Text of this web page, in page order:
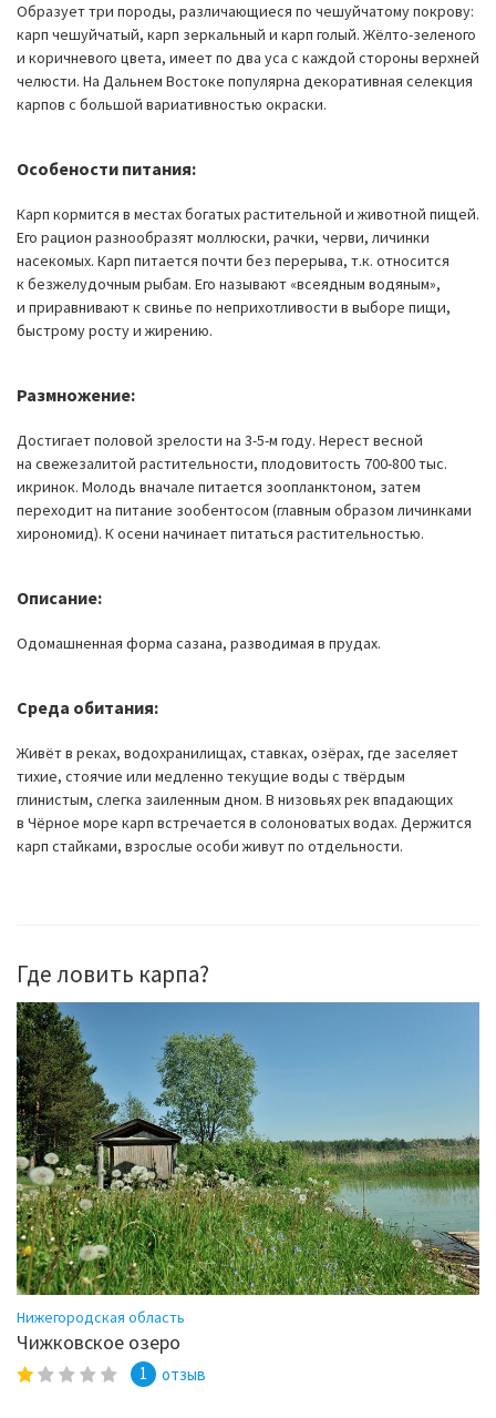
Образует три породы, различающиеся по чешуйчатому покрову:
карп чешуйчатый, карп зеркальный и карп голый. Жёлто-зеленого
и коричневого цвета, имеет по два уса с каждой стороны верхней
челюсти. На Дальнем Востоке популярна декоративная селекция
карпов с большой вариативностью окраски.
Особености питания:
Карп кормится в местах богатых растительной и животной пищей.
Его рацион разнообразят моллюски, рачки, черви, личинки
насекомых. Карп питается почти без перерыва, т.к. относится
к безжелудочным рыбам. Его называют «всеядным водяным»,
и приравнивают к свинье по неприхотливости в выборе пищи,
быстрому росту и жирению.
Размножение:
Достигает половой зрелости на 3-5-м году. Нерест весной
на свежезалитой растительности, плодовитость 700-800 тыс.
икринок. Молодь вначале питается зоопланктоном, затем
переходит на питание зообентосом (главным образом личинками
хирономид). К осени начинает питаться растительностью.
Описание:
Одомашненная форма сазана, разводимая в прудах.
Среда обитания:
Живёт в реках, водохранилищах, ставках, озёрах, где заселяет
тихие, стоячие или медленно текущие воды с твёрдым
глинистым, слегка заиленным дном. В низовьях рек впадающих
в Чёрное море карп встречается в солоноватых водах. Держится
карп стайками, взрослые особи живут по отдельности.
Где ловить карпа?
Нижегородская область
Чижковское озеро
1 отзыв